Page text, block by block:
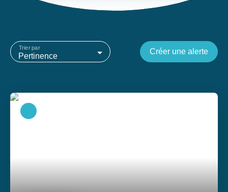
Petit-Mars (44390)
Surface min (m²)
Pertinence
Trier par Créer une alerte